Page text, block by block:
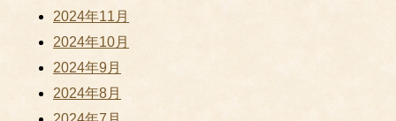
2024年11月
2024年10月
2024年9月
2024年8月